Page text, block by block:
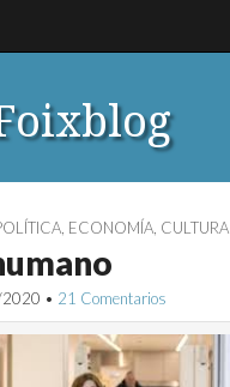
ECONOMÍA CULTURA
• 21 Comentarios